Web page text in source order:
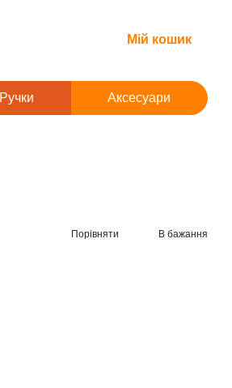
Мій кошик
Ручки Аксесуари
Порівняти В бажання